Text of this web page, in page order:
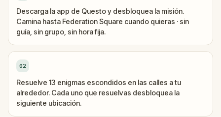
Descarga la app de Questo y desbloquea la misión.
Camina hasta Federation Square cuando quieras · sin
guía, sin grupo, sin hora fija.
02
Resuelve 13 enigmas escondidos en las calles a tu
alrededor. Cada uno que resuelvas desbloquea la
siguiente ubicación.